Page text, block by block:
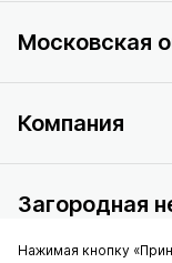
Московская
Компания
Загородная
Нажимая кнопку